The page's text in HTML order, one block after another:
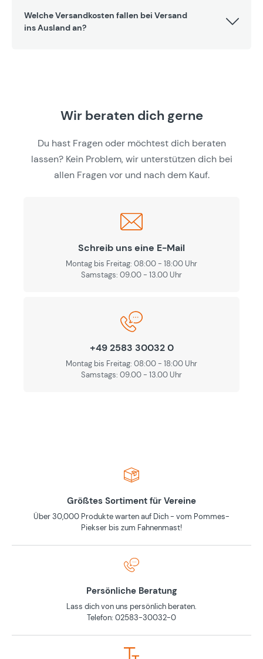
Welche Versandkosten fallen bei Versand
ins Ausland an?
Wir beraten dich gerne
Du hast Fragen oder möchtest dich beraten
lassen? Kein Problem, wir unterstützen dich bei
allen Fragen vor und nach dem Kauf.
Schreib uns eine E-Mail
Montag bis Freitag: 08:00 - 18:00 Uhr
Samstags: 09.00 - 13.00 Uhr
+49 2583 30032 0
Montag bis Freitag: 08:00 - 18:00 Uhr
Samstags: 09.00 - 13.00 Uhr
Größtes Sortiment für Vereine
Über 30,000 Produkte warten auf Dich - vom Pommes-
Piekser bis zum Fahnenmast!
Persönliche Beratung
Lass dich von uns persönlich beraten.
Telefon: 02583-30032-0